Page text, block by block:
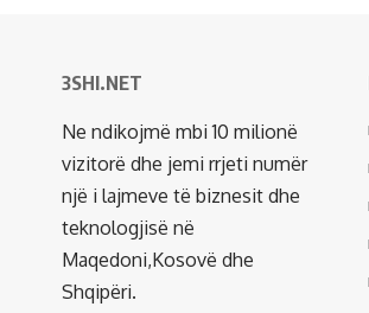
3SHI.NET
Ne ndikojmë mbi 10 milionë
vizitorë dhe jemi rrjeti numër
një i lajmeve të biznesit dhe
teknologjisë në
Maqedoni,Kosovë dhe
Shqipëri.